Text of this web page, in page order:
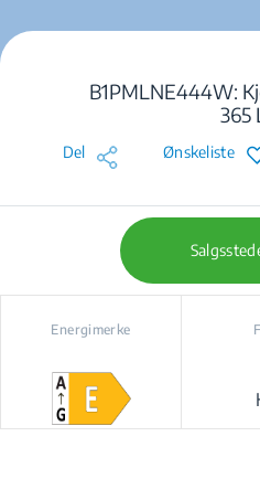
B1PMLNE444W:
365
Del Ønskeliste
Energimerke